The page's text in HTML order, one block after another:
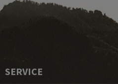
SERVICE